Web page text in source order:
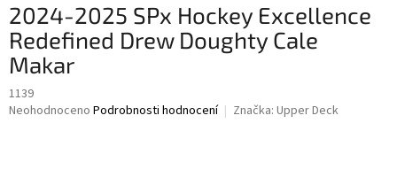
2024-2025 SPx Hockey Excellence
Redefined Drew Doughty Cale
Makar
1139
Průměrné
Neohodnoceno Podrobnosti hodnocení Značka: Upper Deck